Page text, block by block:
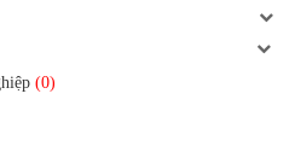
(0)